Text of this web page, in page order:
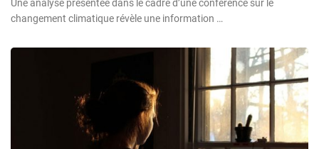
Une analyse présentée dans le cadre d’une conférence sur le
changement climatique révèle une information …